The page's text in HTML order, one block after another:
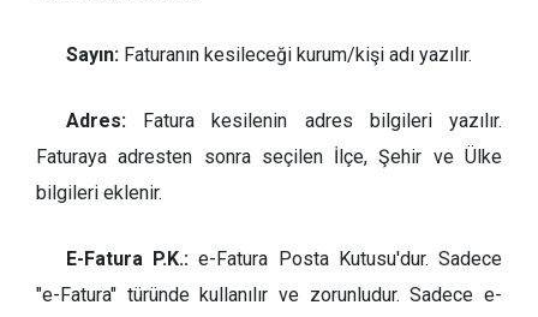
Sayın: Faturanın kesileceği kurum/kişi adı yazılır.
Adres: Fatura kesilenin adres bilgileri yazılır.
Faturaya adresten sonra seçilen İlçe, Şehir ve Ülke
bilgileri eklenir.
E-Fatura P.K.: e-Fatura Posta Kutusu'dur. Sadece
"e-Fatura" türünde kullanılır ve zorunludur. Sadece e-